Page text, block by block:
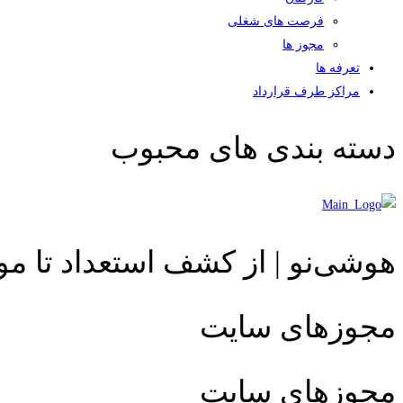
فرصت های شغلی
مجوز ها
تعرفه ها
مراکز طرف قرارداد
دسته بندی های محبوب
هوشی‌نو | از کشف استعداد تا
مجوزهای سایت
مجوزهای سایت